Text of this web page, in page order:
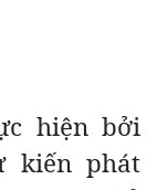
hiện bởi
kiến phát